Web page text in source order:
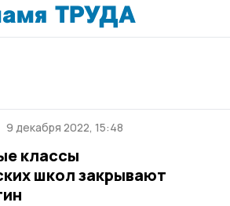
9 декабря 2022, 15:48
классы
школ закрывают